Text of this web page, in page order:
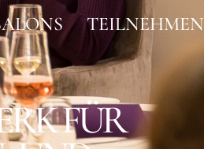
TEILNEHMEN
FÜR